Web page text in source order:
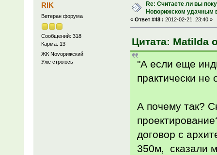
RIK
Ветеран форума
Сообщений: 318
Карма: 13
ЖК Novoрижский
Уже строюсь
Re: Считаете ли вы
Новорижском удачным
« Ответ #48 : 2012-02-21, 23:40 »
Цитата: Matilda
"А если еще
практически не
А почему так?
договор с
350м, сказали